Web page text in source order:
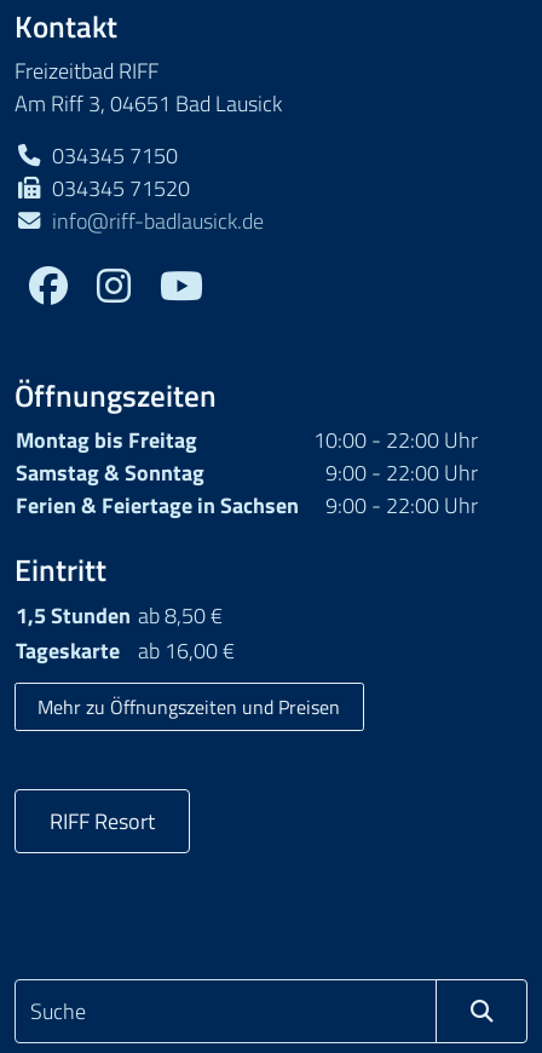
Kontakt
Freizeitbad RIFF
Am Riff 3, 04651 Bad Lausick
034345 7150
034345 71520
info@riff-badlausick.de
Facebook
Öffnungszeiten
Montag bis Freitag
10:00 - 22:00 Uhr
Samstag & Sonntag
9:00 - 22:00 Uhr
Ferien & Feiertage in Sachsen
9:00 - 22:00 Uhr
Eintritt
1,5 Stunden ab 8,50 €
Tageskarte ab 16,00 €
Mehr zu Öffnungszeiten und Preisen
RIFF Resort